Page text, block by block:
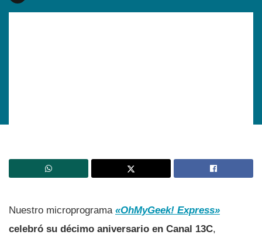
Nuestro microprograma «OhMyGeek! Express»
celebró su décimo aniversario en Canal 13C,